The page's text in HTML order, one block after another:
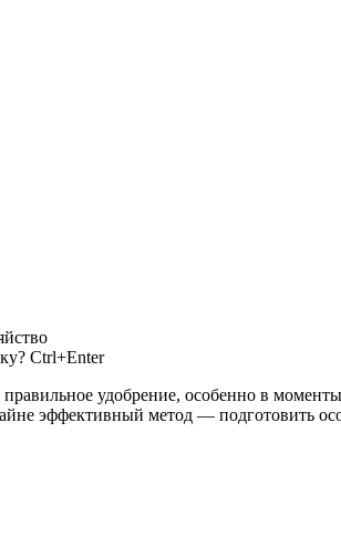
Ctrl+Enter
удобрение, особенно в
эффективный метод — подготовить